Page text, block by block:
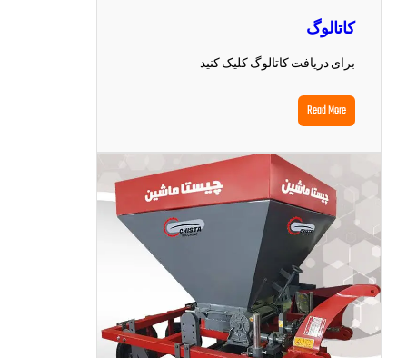
کاتالوگ
برای دریافت کاتالوگ کلیک کنید
Read More